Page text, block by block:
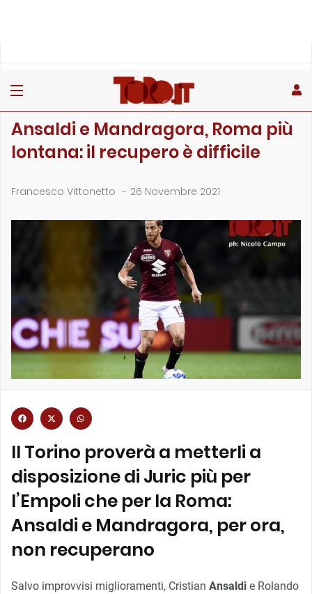
Ansaldi e Mandragora, Roma più
lontana: il recupero è difficile
Francesco Vittonetto - 26 Novembre 2021
Il Torino proverà a metterli a
disposizione di Juric più per
l’Empoli che per la Roma:
Ansaldi e Mandragora, per ora,
non recuperano
Salvo improvvisi miglioramenti, Cristian Ansaldi e Rolando